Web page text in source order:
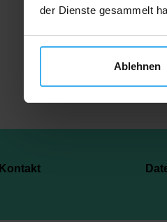
der Dienste gesammelt
Ablehnen
Kontakt